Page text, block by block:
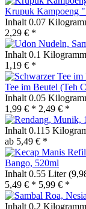
Krupuk Kampoeng
Inhalt 0.07
2,29 € *
Inhalt 0.1 Kilogramm
1,19 € *
Tee im Beutel (Teh
Inhalt 0.05
1,99 € * 2,49 € *
Inhalt 0.115
ab 5,49 € *
Bango, 520ml
Inhalt 0.55 Liter
5,49 € * 5,99 € *
Inhalt 0.2 Kilogramm